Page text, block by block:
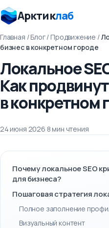
Арктиклаб
Главная /Блог/ Продвижение /
бизнес в конкретном городе
Локальное
Как
в конкретном
24 июня 2026·8 мин чтения
Почему локальное SEO
для бизнеса?
Пошаговая стратегия
Полное заполнение
Визуальный контент